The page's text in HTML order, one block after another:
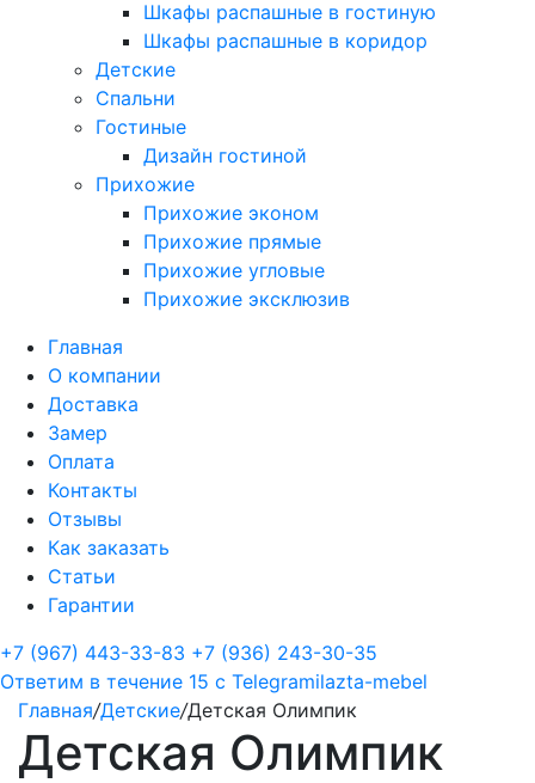
Шкафы распашные в гостиную
Шкафы распашные в коридор
Детские
Спальни
Гостиные
Дизайн гостиной
Прихожие
Прихожие эконом
Прихожие прямые
Прихожие угловые
Прихожие эксклюзив
Главная
О компании
Доставка
Замер
Оплата
Контакты
Отзывы
Как заказать
Статьи
Гарантии
+7 (967) 443-33-83 +7 (936) 243-30-35
Ответим в течение 15 с Telegramilazta-mebel
Главная/Детские/Детская Олимпик
Детская Олимпик